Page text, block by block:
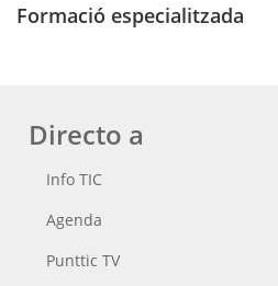
Formació especialitzada
Directo a
Info TIC
Agenda
Punttic TV